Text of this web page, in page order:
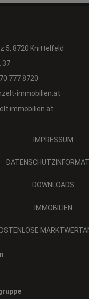
5, 8720 Knittelfeld
37
777 8720
immobilien.at
IMPRESSUM
DOWNLOADS
IMMOBILIEN